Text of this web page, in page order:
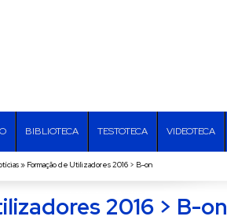
BIBLIOTECA TESTOTECA VIDEOTECA
» Formação de Utilizadores 2016 > B-on
2016 > B-on